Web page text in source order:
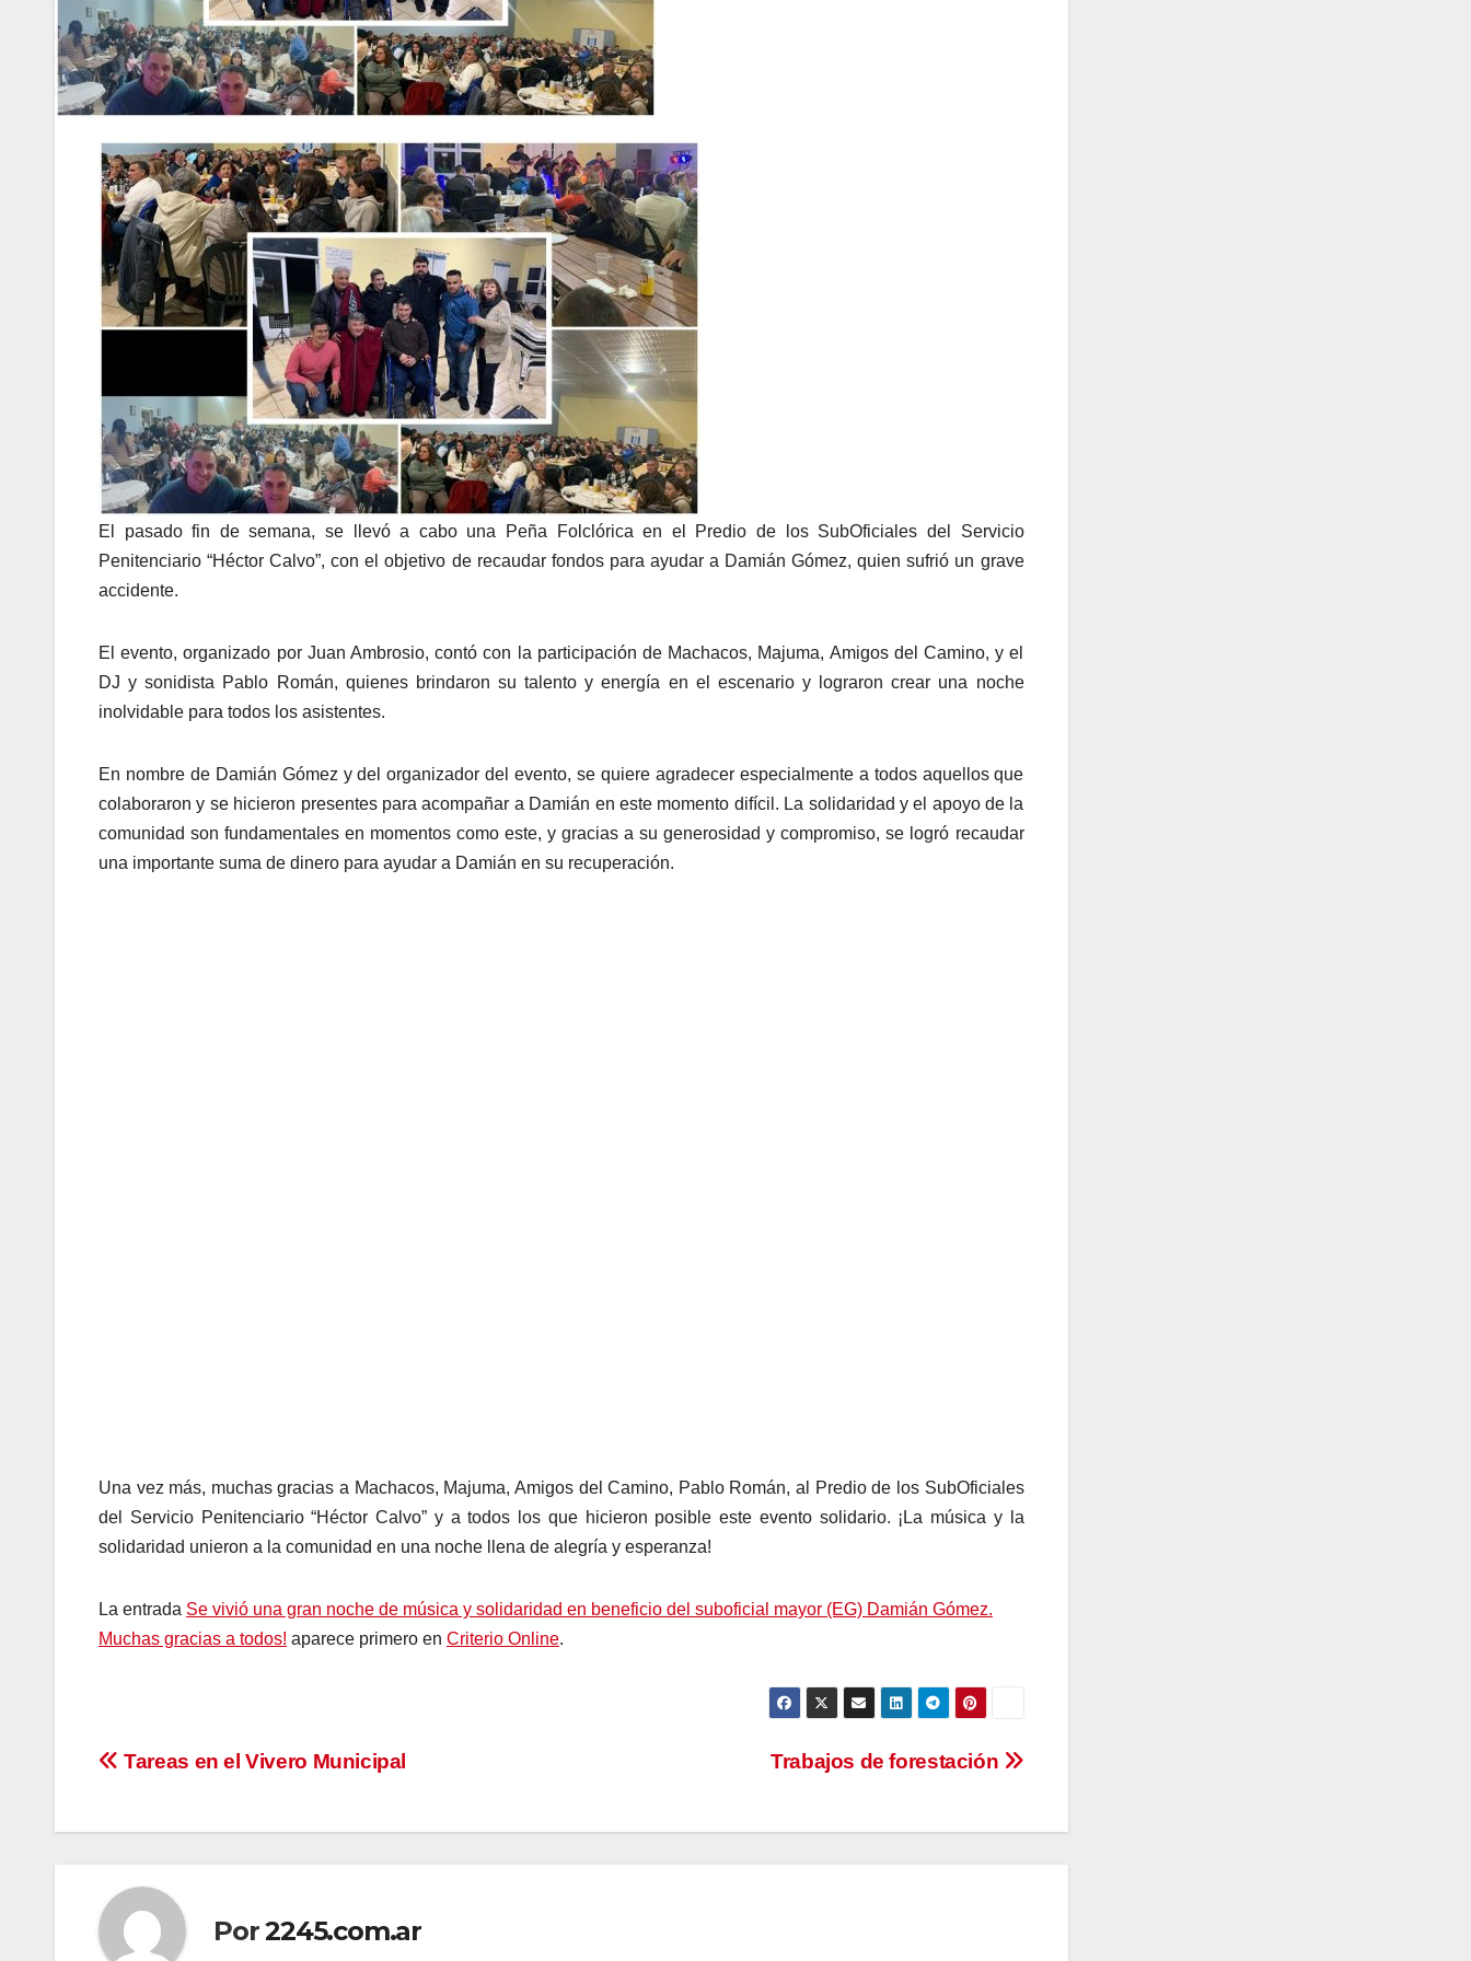
El pasado fin de semana, se llevó a cabo una Peña Folclórica en el Predio de los SubOficiales del Servicio
Penitenciario “Héctor Calvo”, con el objetivo de recaudar fondos para ayudar a Damián Gómez, quien sufrió un grave
accidente.
El evento, organizado por Juan Ambrosio, contó con la participación de Machacos, Majuma, Amigos del Camino, y el
DJ y sonidista Pablo Román, quienes brindaron su talento y energía en el escenario y lograron crear una noche
inolvidable para todos los asistentes.
En nombre de Damián Gómez y del organizador del evento, se quiere agradecer especialmente a todos aquellos que
colaboraron y se hicieron presentes para acompañar a Damián en este momento difícil. La solidaridad y el apoyo de la
comunidad son fundamentales en momentos como este, y gracias a su generosidad y compromiso, se logró recaudar
una importante suma de dinero para ayudar a Damián en su recuperación.
Una vez más, muchas gracias a Machacos, Majuma, Amigos del Camino, Pablo Román, al Predio de los SubOficiales
del Servicio Penitenciario “Héctor Calvo” y a todos los que hicieron posible este evento solidario. ¡La música y la
solidaridad unieron a la comunidad en una noche llena de alegría y esperanza!
La entrada Se vivió una gran noche de música y solidaridad en beneficio del suboficial mayor (EG) Damián Gómez.
Muchas gracias a todos! aparece primero en Criterio Online.
Navegación
Trabajos de forestación
Tareas en el Vivero Municipal
Por2245.com.ar